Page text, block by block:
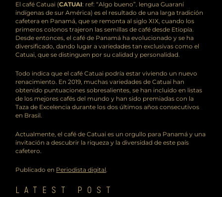
El café Catuai (CATUAI: ref: “Algo bueno”. lengua Guaraní
indígenas de sur América) es el resultado de una larga tradición
cafetera en Panamá, que se remonta al siglo XIX, cuando los
primeros colonos trajeron las semillas de café desde Etiopía.
Desde entonces, el café de Panamá ha evolucionado y se ha
diversificado, dando lugar a variedades tan exclusivas como el
Catuai, que se distinguen por su calidad y personalidad.
Todo indica que el café Catuai podría estar viviendo un nuevo
renacimiento. En 2019, muchas variedades de Catuai han
obtenido puntuaciones sobresalientes, se han incluido en listas
de los mejores cafés del mundo y han sido premiadas con la
Taza de Excelencia durante los dos últimos años consecutivos
en Brasil.
Actualmente, el café de Catuai es un orgullo para Panamá y una
invitación a descubrir la riqueza y la diversidad de este país
cafetero.
Publicado en Periodista digital.
LATEST POST